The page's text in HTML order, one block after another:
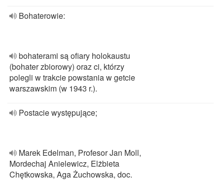
Bohaterowie:
bohaterami są ofiary holokaustu
(bohater zbiorowy) oraz ci, którzy
polegli w trakcie powstania w getcie
warszawskim (w 1943 r.).
Postacie występujące;
Marek Edelman, Profesor Jan Moll,
Mordechaj Anielewicz, Elżbieta
Chętkowska, Aga Żuchowska, doc.